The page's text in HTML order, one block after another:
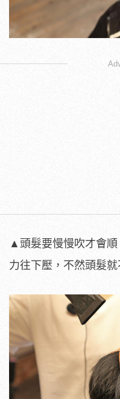
▲頭髮要慢慢吹才會順
力往下壓，不然頭髮就